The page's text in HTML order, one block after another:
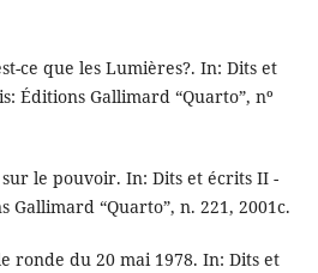
ce que les Lumières?. In: Dits et
Éditions Gallimard “Quarto”, nº
sur le pouvoir. In: Dits et écrits II -
Gallimard “Quarto”, n. 221, 2001c.
ronde du 20 mai 1978. In: Dits et